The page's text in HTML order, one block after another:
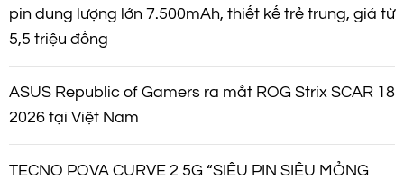
pin dung lượng lớn 7.500mAh, thiết kế trẻ trung, giá từ
5,5 triệu đồng
ASUS Republic of Gamers ra mắt ROG Strix SCAR 18
2026 tại Việt Nam
TECNO POVA CURVE 2 5G “SIÊU PIN SIÊU MỎNG